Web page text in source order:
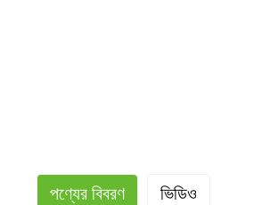
পণ্যের বিবরণ ভিডিও